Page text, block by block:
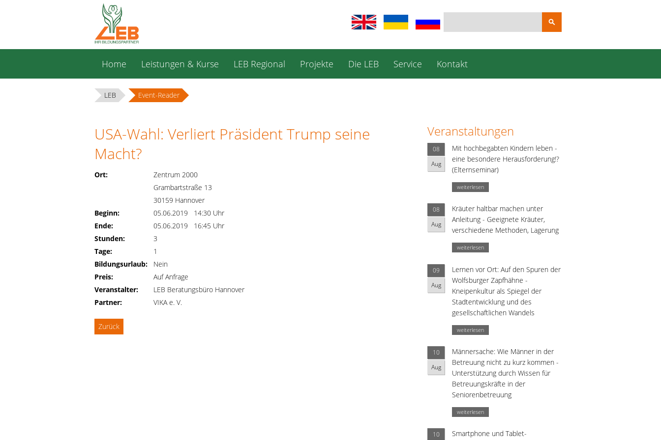
Suchbegriffe
überspringen
Home Leistungen & Kurse LEB Regional Projekte Die LEB Service Kontakt
LEB Event-Reader
USA-Wahl: Verliert Präsident Trump seine
Macht?
Ort:
Zentrum 2000
Grambartstraße 13
30159 Hannover
Beginn:
05.06.2019 14:30 Uhr
Ende:
05.06.2019 16:45 Uhr
Stunden:
3
Tage:
1
Bildungsurlaub:
Nein
Preis:
Auf Anfrage
Veranstalter:
LEB Beratungsbüro Hannover
Partner:
VIKA e. V.
Zurück
Veranstaltungen
08
Aug
Mit hochbegabten Kindern leben -
eine besondere Herausforderung!?
(Elternseminar)
weiterlesen
08
Aug
Kräuter haltbar machen unter
Anleitung - Geeignete Kräuter,
verschiedene Methoden, Lagerung
weiterlesen
09
Aug
Lernen vor Ort: Auf den Spuren der
Wolfsburger Zapfhähne -
Kneipenkultur als Spiegel der
Stadtentwicklung und des
gesellschaftlichen Wandels
weiterlesen
10
Aug
Männersache: Wie Männer in der
Betreuung nicht zu kurz kommen -
Unterstützung durch Wissen für
Betreuungskräfte in der
Seniorenbetreuung
weiterlesen
10
Smartphone und Tablet-